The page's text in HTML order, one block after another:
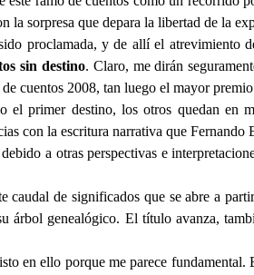
la sorpresa que depara la libertad de la
proclamada, y de allí el atrevimiento
sin destino. Claro, me dirán
cuentos 2008, tan luego el mayor
el primer destino, los otros quedan en
con la escritura narrativa que Fernando
a otras perspectivas e
caudal de significados que se abre a
genealógico. El título avanza,
en ello porque me parece fundamental.